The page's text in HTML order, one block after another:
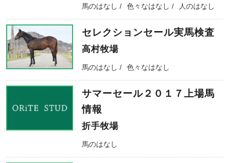
馬のはなし 色々なはなし 人のはなし
セレクションセール実馬検査
高村牧場
馬のはなし 色々なはなし
サマーセール２０１７上場馬
情報
折手牧場
馬のはなし